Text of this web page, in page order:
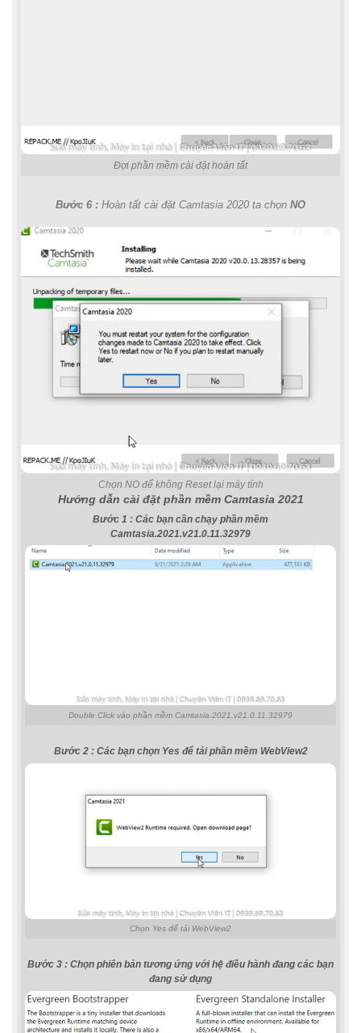
Đợi phần mềm cài đặt hoàn tất
Bước 6 : Hoàn tất cài đặt Camtasia 2020 ta chọn NO
Chọn NO để không Reset lại máy tính
Hướng dẫn cài đặt phần mềm Camtasia 2021
Bước 1 : Các bạn cần chạy phần mềm
Camtasia.2021.v21.0.11.32979
Double Click vào phần mềm Camtasia.2021.v21.0.11.32979
Bước 2 : Các bạn chọn Yes để tải phần mềm WebView2
Chọn Yes để tải WebView2
Bước 3 : Chọn phiên bản tương ứng với hệ điều hành đang các bạn
đang sử dụng